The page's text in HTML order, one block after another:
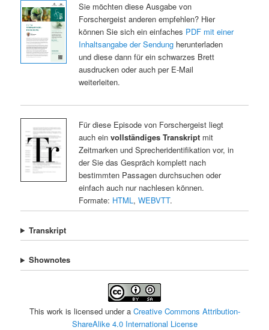
Sie möchten diese Ausgabe von
Forschergeist anderen empfehlen? Hier
können Sie sich ein einfaches PDF mit einer
Inhaltsangabe der Sendungherunterladen
und diese dann für ein schwarzes Brett
ausdrucken oder auch per E-Mail
weiterleiten.
Für diese Episode von Forschergeist liegt
auch ein vollständiges Transkriptmit
Zeitmarken und Sprecheridentifikation vor, in
der Sie das Gespräch komplett nach
bestimmten Passagen durchsuchen oder
einfach auch nur nachlesen können.
Formate: HTML, WEBVTT.
Transkript
Shownotes
This work is licensed under a Creative Commons Attribution-
ShareAlike 4.0 International License